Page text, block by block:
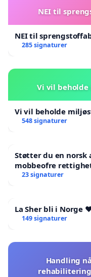
NEI til
NEI til
285 signaturer
Vi vil beholde
Vi vil beholde
548 signaturer
Støtter du en norsk
mobbeofre
23 signaturer
La Sher bli i Norge
149 signaturer
Handling